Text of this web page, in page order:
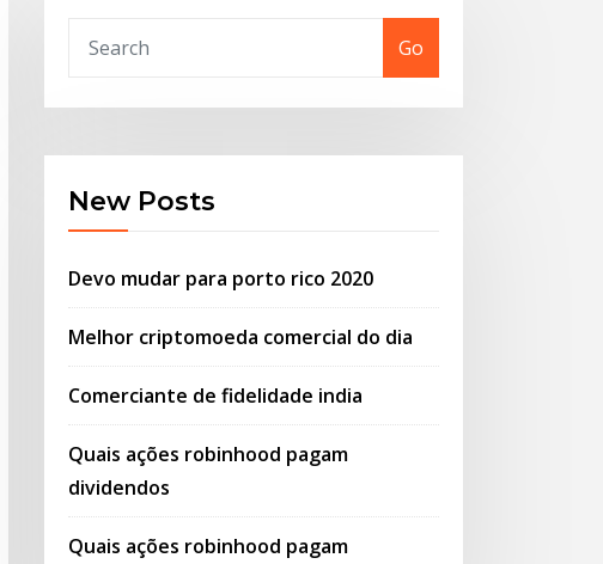
Go
New Posts
Devo mudar para porto rico 2020
Melhor criptomoeda comercial do dia
Comerciante de fidelidade india
Quais ações robinhood pagam
dividendos
Quais ações robinhood pagam